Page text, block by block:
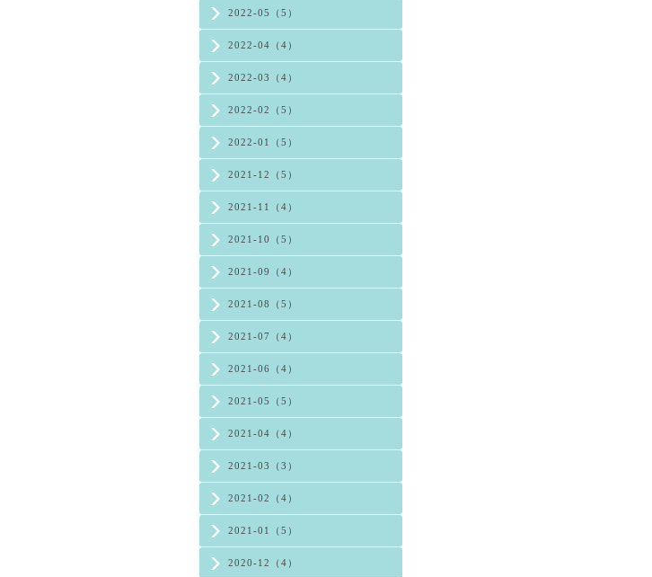
2022-05（5）
2022-04（4）
2022-03（4）
2022-02（5）
2022-01（5）
2021-12（5）
2021-11（4）
2021-10（5）
2021-09（4）
2021-08（5）
2021-07（4）
2021-06（4）
2021-05（5）
2021-04（4）
2021-03（3）
2021-02（4）
2021-01（5）
2020-12（4）